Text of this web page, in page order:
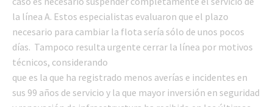
la línea A. Estos especialistas evaluaron que el plazo
necesario para cambiar la flota sería sólo de unos pocos
días. Tampoco resulta urgente cerrar la línea por motivos
técnicos, considerando
que es la que ha registrado menos averías e incidentes en
sus 99 años de servicio y la que mayor inversión en seguridad